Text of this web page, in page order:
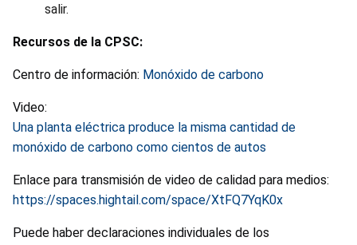
salir.
Recursos de la CPSC:
Centro de información: Monóxido de carbono
Video:
Una planta eléctrica produce la misma cantidad de
monóxido de carbono como cientos de autos
Enlace para transmisión de video de calidad para medios:
https://spaces.hightail.com/space/XtFQ7YqK0x
Puede haber declaraciones individuales de los